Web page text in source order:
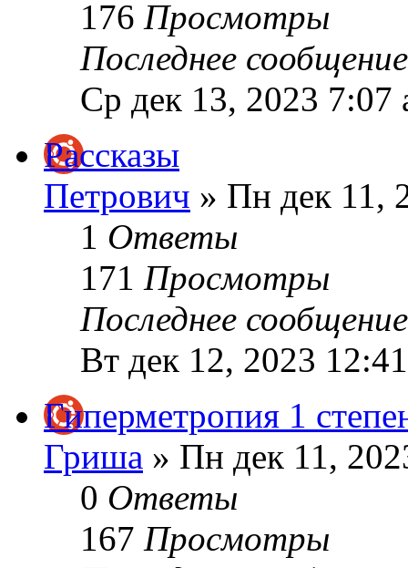
176 Просмотры
Последнее
Ср дек 13, 2023 7:07
Рассказы
Петрович » Пн дек 11,
1 Ответы
171 Просмотры
Последнее
Вт дек 12, 2023
Гиперметропия 1
Гриша » Пн дек 11,
0 Ответы
167 Просмотры